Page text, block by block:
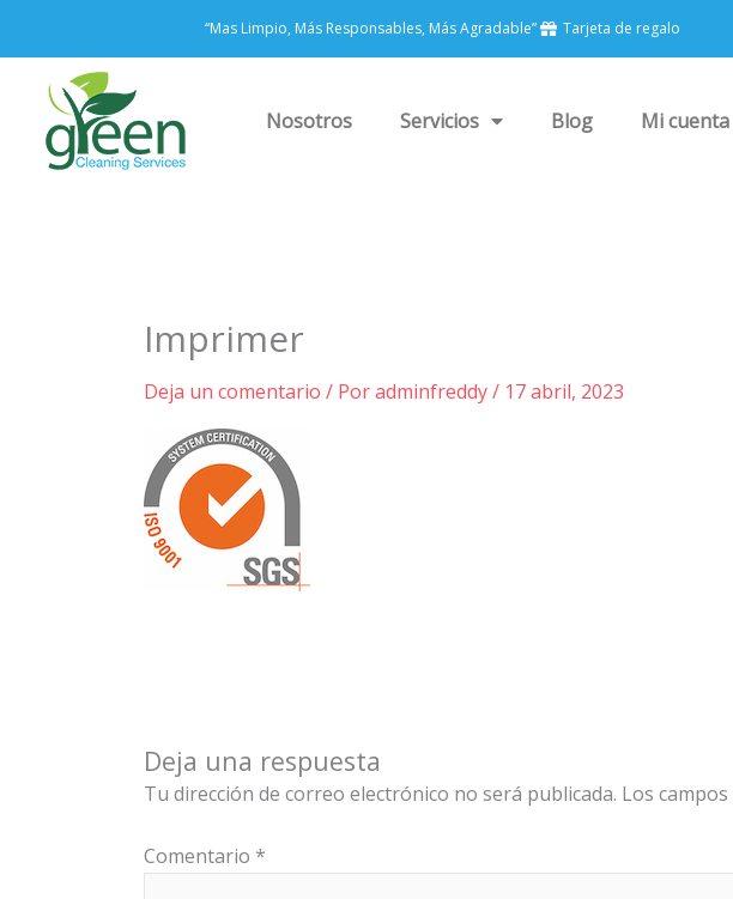
contenido
“Mas Limpio, Más Responsables, Más Agradable” Tarjeta de regalo
Nosotros Servicios Blog Mi cuenta
Imprimer
Deja un comentario / Poradminfreddy/ 17 abril, 2023
Deja una respuesta
Tu dirección de correo electrónico no será publicada. Los
Comentario *